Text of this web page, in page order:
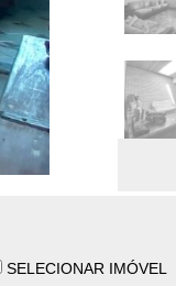
SELECIONAR IMÓVEL